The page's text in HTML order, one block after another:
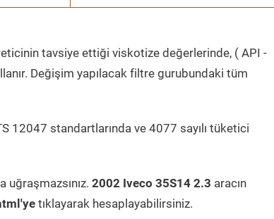
tavsiye ettiği viskotize değerlerinde, ( API -
Değişim yapılacak filtre gurubundaki tüm
12047 standartlarında ve 4077 sayılı tüketici
uğraşmazsınız. 2002 Iveco 35S14 2.3 aracın
tıklayarak hesaplayabilirsiniz.